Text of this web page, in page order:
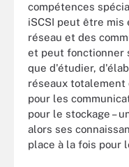
compétences
iSCSI peut être mis
réseau et des
et peut fonctionner
que d'étudier,
réseaux totalement
pour les
pour le stockage –
alors ses
place à la fois pour